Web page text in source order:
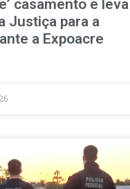
casamento e leva
Justiça para a
a Expoacre